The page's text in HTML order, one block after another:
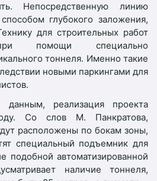
Непосредственную линию
глубокого заложения,
для строительных работ
при помощи специально
тоннеля. Именно такие
новыми паркингами для
данным, реализация проекта
Со слов М. Панкратова,
расположены по бокам зоны,
специальный подъемник для
подобной автоматизированной
наличие тоннеля,